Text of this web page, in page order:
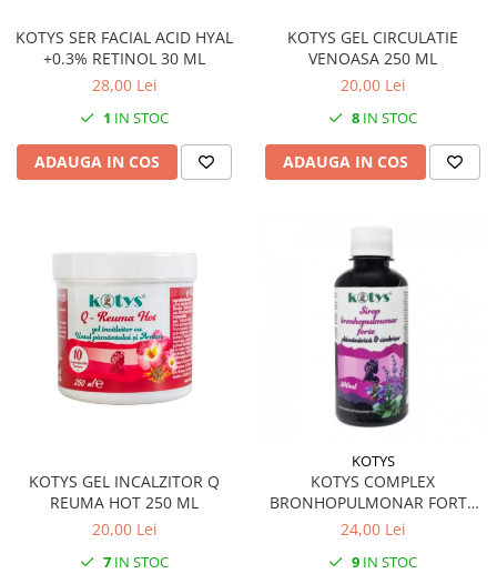
KOTYS SER FACIAL ACID HYAL
+0.3% RETINOL 30 ML
28,00 Lei
1 IN STOC
ADAUGA IN COS
KOTYS GEL CIRCULATIE
VENOASA 250 ML
20,00 Lei
8 IN STOC
ADAUGA IN COS
KOTYS GEL INCALZITOR Q
REUMA HOT 250 ML
20,00 Lei
7 IN STOC
KOTYS
KOTYS COMPLEX
BRONHOPULMONAR FORTE
SIROP 200 ML
24,00 Lei
9 IN STOC